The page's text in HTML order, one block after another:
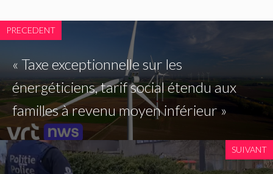
PRECEDENT
« Taxe exceptionnelle sur les
énergéticiens, tarif social étendu aux
familles à revenu moyen inférieur »
SUIVANT